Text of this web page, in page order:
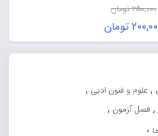
۲۵۰,۰۰۰تومان
قیمت
اصلی:
۲۵۰,۰۰۰ تومان
تومان
قیمت
فعلی:
, علوم و فنون ادبی ,
, فصل آزمون ,
,